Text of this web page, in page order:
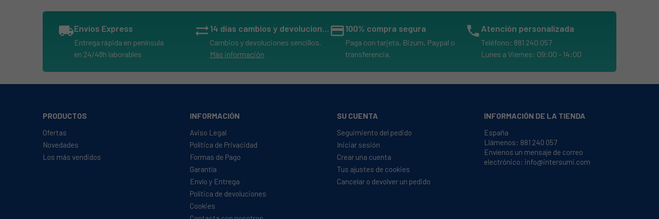
local_shippingEnvíos Express
Entrega rápida en península
en 24/48h laborables
sync_alt 14 días cambios y devoluciones
Cambios y devoluciones sencillos.
Más información
credit_card100% compra segura
Paga con tarjeta, Bizum, Paypal o
transferencia.
phone Atención personalizada
Teléfono: 881 240 057
Lunes a Viernes: 09:00 - 14:00
PRODUCTOS
Ofertas
Novedades
Los más vendidos
INFORMACIÓN
Aviso Legal
Política de Privacidad
Formas de Pago
Garantía
Envío y Entrega
Política de devoluciones
Cookies
SU CUENTA
Seguimiento del pedido
Iniciar sesión
Crear una cuenta
Tus ajustes de cookies
Cancelar o devolver un pedido
INFORMACIÓN DE LA TIENDA
España
Llámenos: 881 240 057
Envíenos un mensaje de correo
electrónico: info@intersumi.com